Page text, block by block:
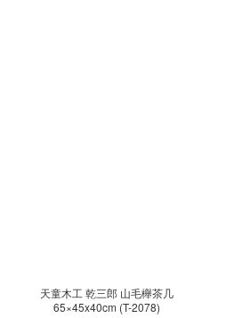
天童木工 乾三郎 山毛櫸茶几
65×45x40cm (T-2078)